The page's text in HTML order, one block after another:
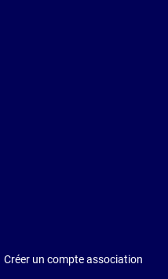
Créer un compte association